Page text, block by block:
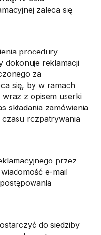
zaleca się
procedury
dokonuje reklamacji
za
się, by w ramach
wraz z opisem userki
składania zamówienia
rozpatrywania
przez
e-mail
do siedziby